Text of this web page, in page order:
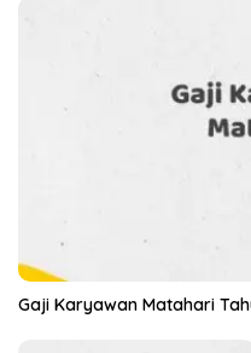
Gaji Karyawan Matahari